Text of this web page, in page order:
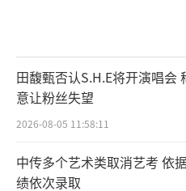
田馥甄否认S.H.E将开演唱会
意让粉丝失望
2026-08-05 11:58:11
中传多个艺术类取消艺考 依
绩依次录取